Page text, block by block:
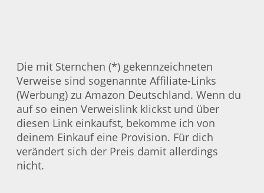
Die mit Sternchen (*) gekennzeichneten
Verweise sind sogenannte Affiliate-Links
(Werbung) zu Amazon Deutschland. Wenn du
auf so einen Verweislink klickst und über
diesen Link einkaufst, bekomme ich von
deinem Einkauf eine Provision. Für dich
verändert sich der Preis damit allerdings
nicht.